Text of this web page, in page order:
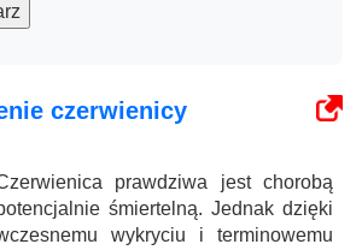
czerwienicy
prawdziwa jest chorobą
śmiertelną. Jednak dzięki
wykryciu i terminowemu